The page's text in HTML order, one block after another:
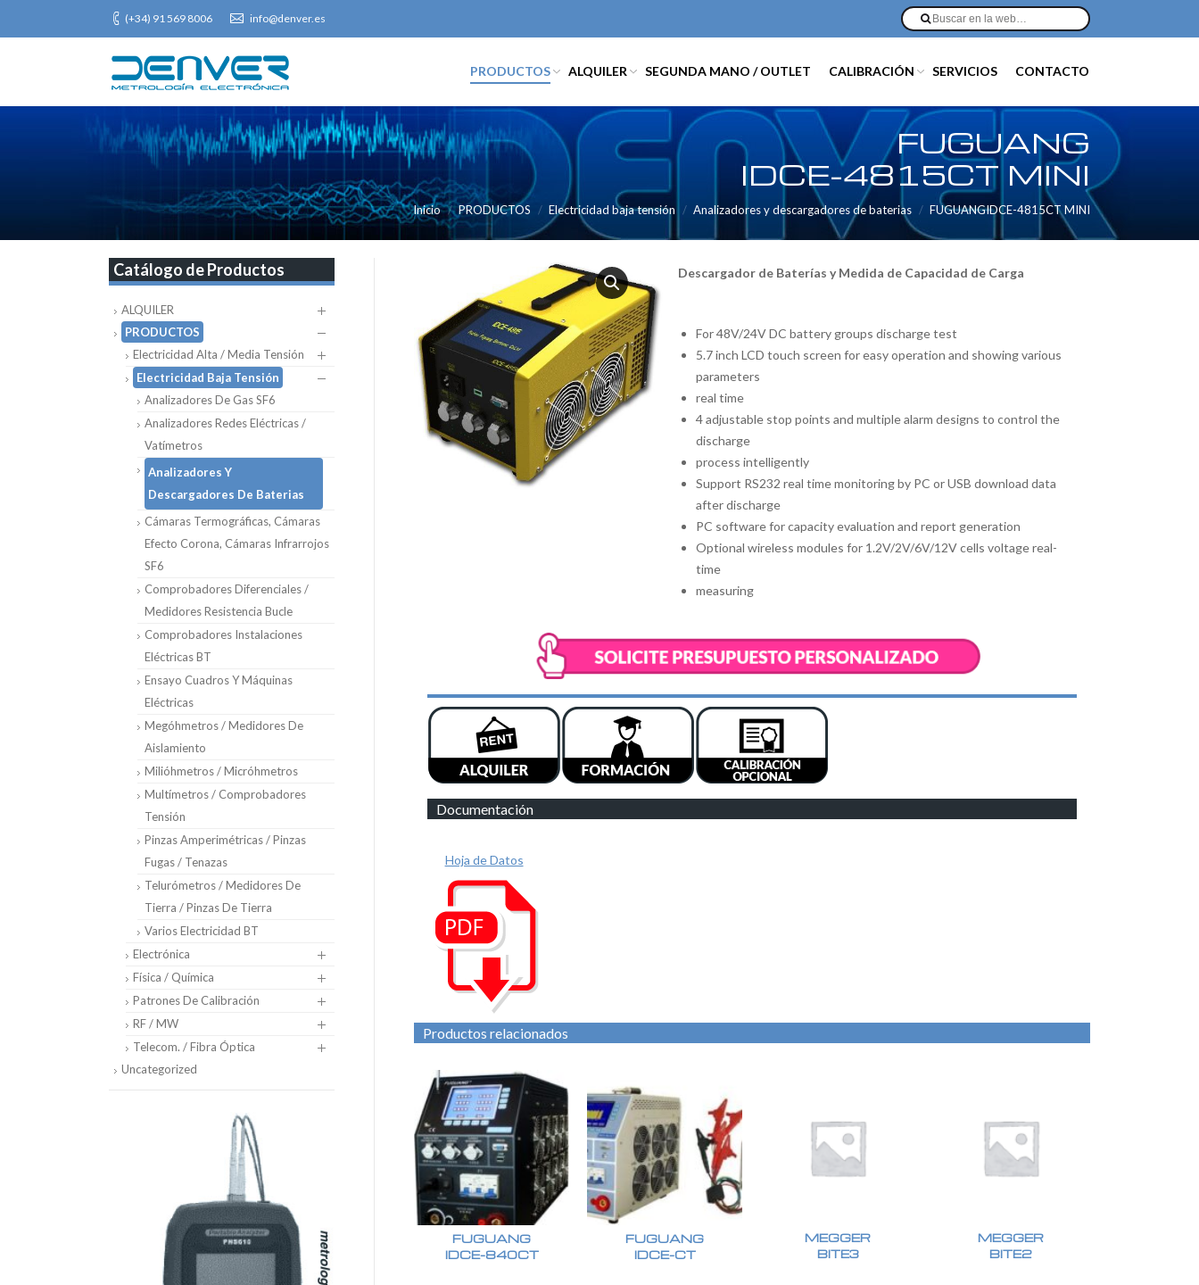
(+34) 91 569 8006 info@denver.es
PRODUCTOS ALQUILER SEGUNDA MANO / OUTLET CALIBRACIÓN SERVICIOS CONTACTO
FUGUANG
IDCE-4815CT MINI
Inicio PRODUCTOS Electricidad baja tensión Analizadores y descargadores de baterias FUGUANGIDCE-4815CT MINI
Descargador de Baterías y Medida de Capacidad de Carga
For 48V/24V DC battery groups discharge test
5.7 inch LCD touch screen for easy operation and showing various
parameters
real time
4 adjustable stop points and multiple alarm designs to control the
discharge
process intelligently
Support RS232 real time monitoring by PC or USB download data
after discharge
PC software for capacity evaluation and report generation
Optional wireless modules for 1.2V/2V/6V/12V cells voltage real-
time
measuring
Documentación
Hoja de Datos
Productos relacionados
FUGUANG
IDCE-840CT
FUGUANG
IDCE-CT
MEGGER
BITE3
MEGGER
BITE2
Catálogo de Productos
ALQUILER
PRODUCTOS
Electricidad Alta / Media Tensión
Electricidad Baja Tensión
Analizadores De Gas SF6
Analizadores Redes Eléctricas /
Vatímetros
Analizadores Y
Descargadores De Baterias
Cámaras Termográficas, Cámaras
Efecto Corona, Cámaras Infrarrojos
SF6
Comprobadores Diferenciales /
Medidores Resistencia Bucle
Comprobadores Instalaciones
Eléctricas BT
Ensayo Cuadros Y Máquinas
Eléctricas
Megóhmetros / Medidores De
Aislamiento
Milióhmetros / Micróhmetros
Multímetros / Comprobadores
Tensión
Pinzas Amperimétricas / Pinzas
Fugas / Tenazas
Telurómetros / Medidores De
Tierra / Pinzas De Tierra
Varios Electricidad BT
Electrónica
Física / Química
Patrones De Calibración
RF / MW
Telecom. / Fibra Óptica
Uncategorized